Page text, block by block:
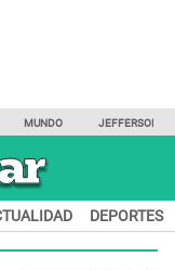
MUNDO JEFFERSON
DEPORTES